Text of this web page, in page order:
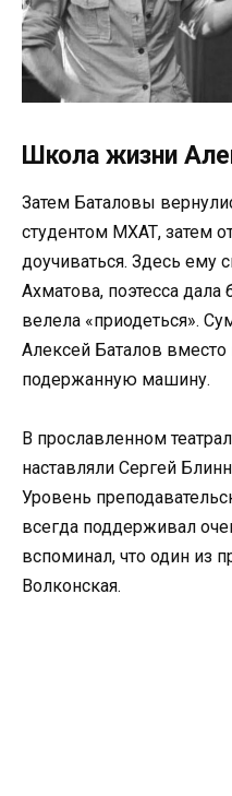
Школа жизни
Затем Баталовы
студентом МХАТ, затем
доучиваться. Здесь ему
Ахматова, поэтесса
велела «приодеться».
Алексей Баталов
подержанную машину.
В прославленном
наставляли Сергей
Уровень
всегда поддерживал
вспоминал, что один из
Волконская.